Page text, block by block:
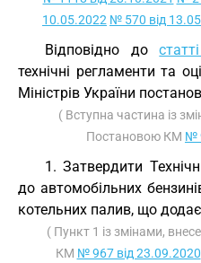
10.05.2022 № 570 від
Відповідно до
технічні регламенти та
Міністрів України
( Вступна частина із
Постановою КМ №
1. Затвердити
до автомобільних
котельних палив, що
( Пункт 1 із змінами,
КМ № 967 від 23.09.2020